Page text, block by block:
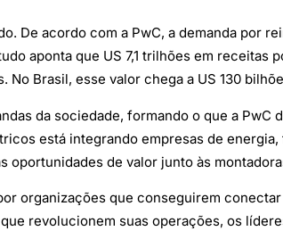
De acordo com a PwC, a demanda por
aponta que US 7,1 trilhões em receitas
Brasil, esse valor chega a US 130
da sociedade, formando o que a PwC
está integrando empresas de
oportunidades de valor junto às
organizações que conseguirem
revolucionem suas operações, os